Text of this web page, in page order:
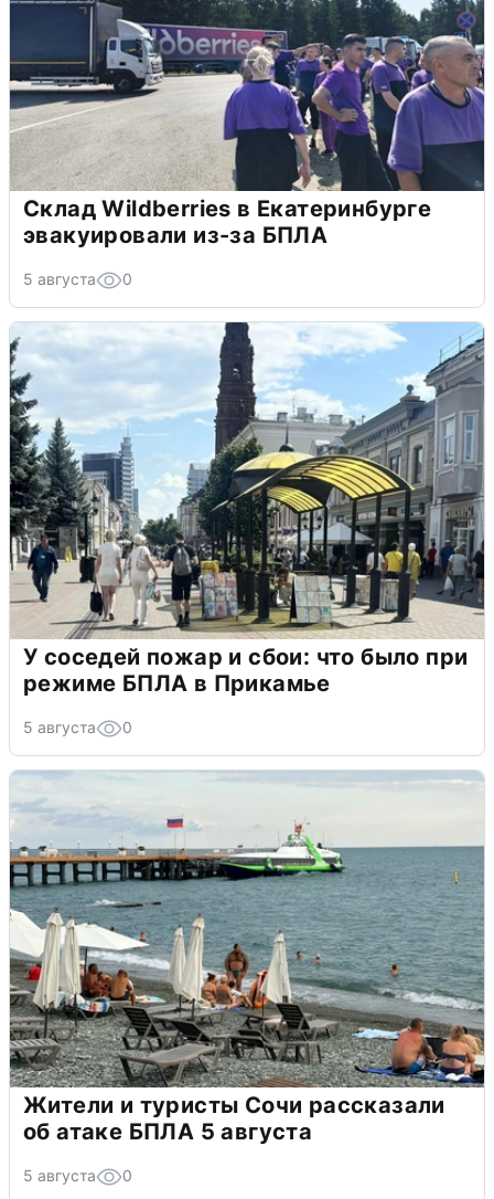
Склад Wildberries в Екатеринбурге
эвакуировали из-за БПЛА
5 августа 0
У соседей пожар и сбои: что было при
режиме БПЛА в Прикамье
5 августа 0
Жители и туристы Сочи рассказали
об атаке БПЛА 5 августа
5 августа 0